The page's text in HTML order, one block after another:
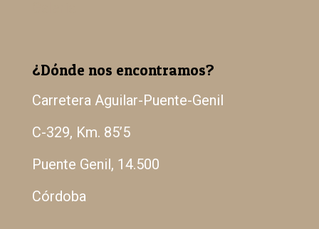
¿Dónde nos encontramos?
Carretera Aguilar-Puente-Genil
C-329, Km. 85’5
Puente Genil, 14.500
Córdoba